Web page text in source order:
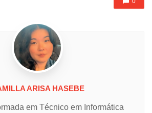
ARISA HASEBE
em Técnico em Informática